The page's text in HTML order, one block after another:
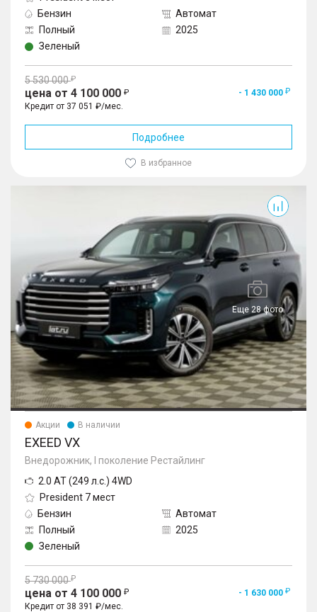
Бензин
Автомат
Полный
2025
Зеленый
5 530 000
цена от 4 100 000
- 1 430 000
Кредит от 37 051 ₽/мес.
Подробнее
В избранное
Еще 28 фото
Акции В наличии
EXEED VX
Внедорожник, I поколение Рестайлинг
2.0 AT (249 л.с.) 4WD
President 7 мест
Бензин
Автомат
Полный
2025
Зеленый
5 730 000
цена от 4 100 000
- 1 630 000
Кредит от 38 391 ₽/мес.